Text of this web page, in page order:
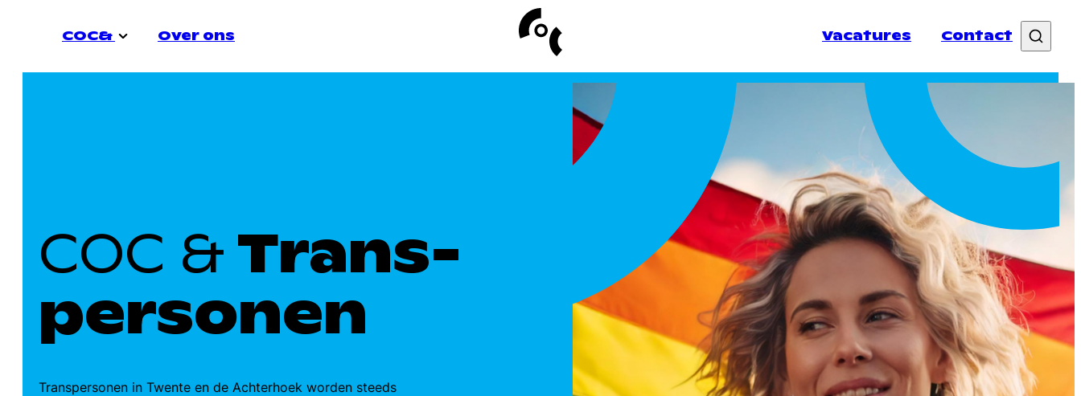
COC&
Personen met een beperking Transpersonen
Over ons Vacatures Contact
COC&
COC & Trans-
personen
Transpersonen in Twente en de Achterhoek worden steeds